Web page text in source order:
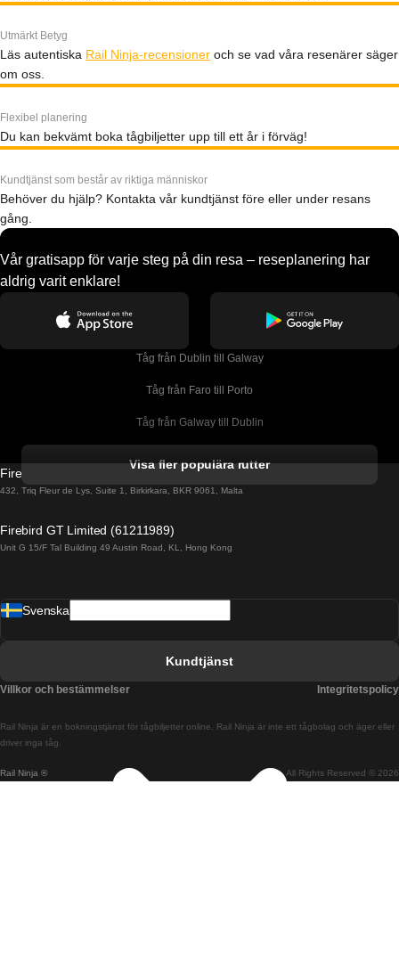
Utmärkt Betyg
Läs autentiska Rail Ninja-recensioner och se vad våra resenärer säger
om oss.
Flexibel planering
Du kan bekvämt boka tågbiljetter upp till ett år i förväg!
Kundtjänst som består av riktiga människor
Behöver du hjälp? Kontakta vår kundtjänst före eller under resans
gång.
Vår gratisapp för varje steg på din resa – reseplanering har
aldrig varit enklare!
Tåg från Dublin till Galway
Tåg från Faro till Porto
Tåg från Galway till Dublin
Tåg från Porto till Faro
Tåg från Barcelona till Madrid
Tåg från Budapest till Bratislava
Visa fler populära rutter
Firebird GT Limited (OC 1451)
432, Triq Fleur de Lys, Suite 1, Birkirkara, BKR 9061, Malta
Firebird GT Limited (61211989)
Unit G 15/F Tal Building 49 Austin Road, KL, Hong Kong
Rail Ninja ® All Rights Reserved © 2026
Rail Ninja är en bokningstjänst för tågbiljetter online. Rail Ninja är inte ett tågbolag och äger eller
driver inga tåg.
Svenska
Kundtjänst
Villkor och bestämmelser Integritetspolicy